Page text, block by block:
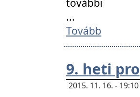
...
Tovább
9. heti
2015. 11. 16. -